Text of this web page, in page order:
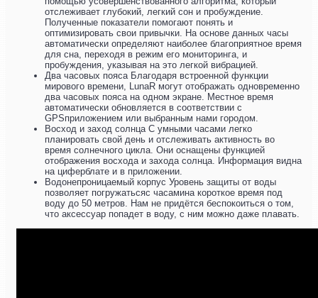
отслеживает глубокий, легкий сон и пробуждение.
Полученные показатели помогают понять и
оптимизировать свои привычки. На основе данных часы
автоматически определяют наиболее благоприятное время
для сна, переходя в режим его мониторинга, и
пробуждения, указывая на это легкой вибрацией.
Два часовых пояса Благодаря встроенной функции
мирового времени, LunaR могут отображать одновременно
два часовых пояса на одном экране. Местное время
автоматически обновляется в соответствии с
GPSприложением или выбранным нами городом.
Восход и заход солнца С умными часами легко
планировать свой день и отслеживать активность во
время солнечного цикла. Они оснащены функцией
отображения восхода и захода солнца. Информация видна
на циферблате и в приложении.
Водонепроницаемый корпус Уровень защиты от воды
позволяет погружатьсяс часамина короткое время под
воду до 50 метров. Нам не придётся беспокоиться о том,
что аксессуар попадет в воду, с ним можно даже плавать.